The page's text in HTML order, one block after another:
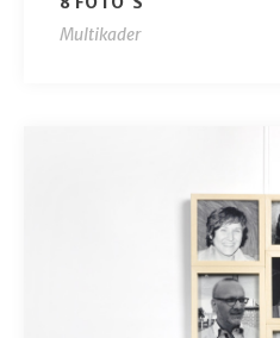
Multikader